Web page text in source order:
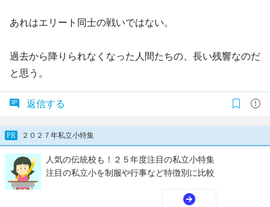
あれはエリート同士の戦いではない。
過去から降りられなくなった人間たちの、長い残響なのだ
と思う。
返信する